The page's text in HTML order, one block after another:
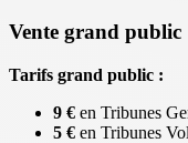
Vente grand public
Tarifs grand public :
9 € en Tribunes
5 € en Tribunes